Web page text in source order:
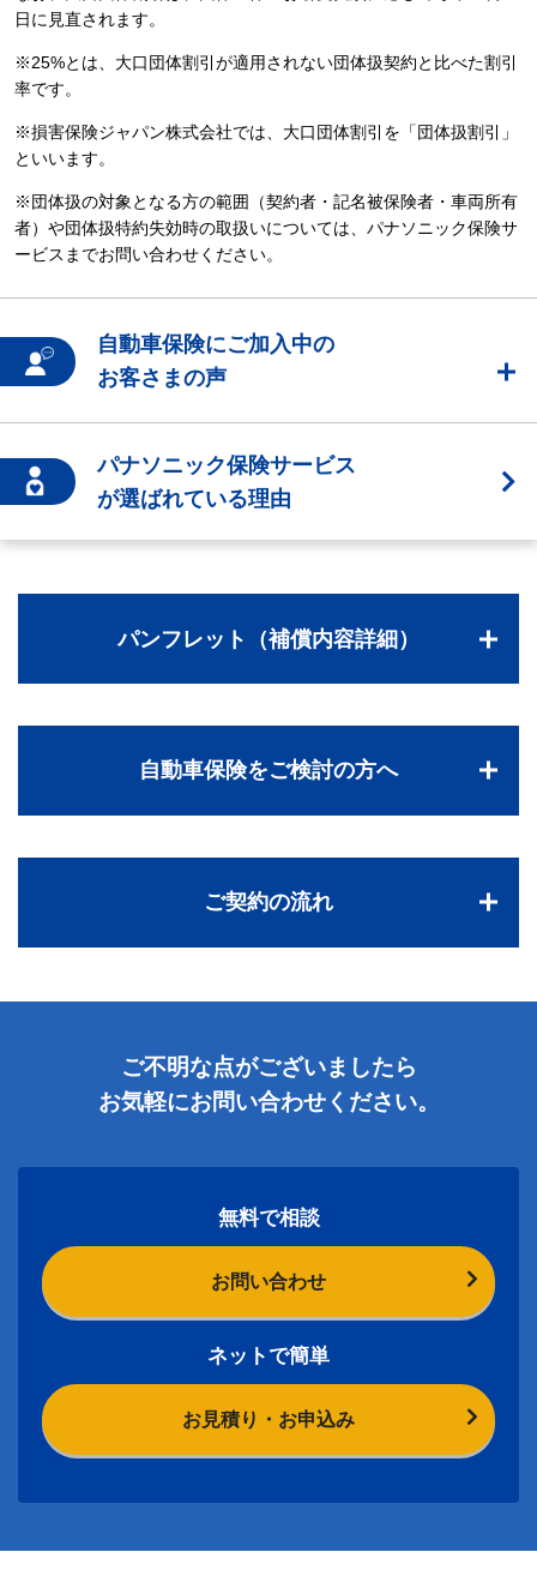
日に見直されます。
※25%とは、大口団体割引が適用されない団体扱契約と比べた割引
率です。
※損害保険ジャパン株式会社では、大口団体割引を「団体扱割引」
といいます。
※団体扱の対象となる方の範囲（契約者・記名被保険者・車両所有
者）や団体扱特約失効時の取扱いについては、パナソニック保険サ
ービスまでお問い合わせください。
自動車保険にご加入中の
お客さまの声
パナソニック保険サービス
が選ばれている理由
パンフレット（補償内容詳細）
自動車保険をご検討の方へ
ご契約の流れ
無料で相談
お問い合わせ
ネットで簡単
お見積り・お申込み
ご不明な点がございましたら
お気軽にお問い合わせください。